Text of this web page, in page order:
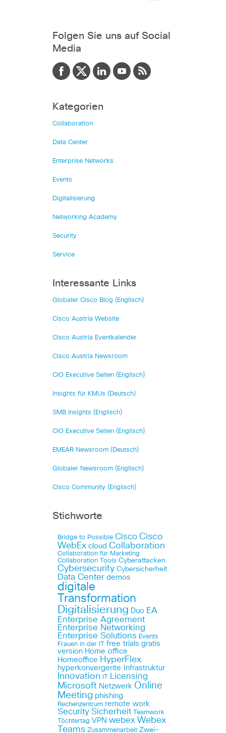
Folgen Sie uns auf Social
Media
Kategorien
Collaboration
Data Center
Enterprise Networks
Events
Digitalisierung
Networking Academy
Security
Service
Interessante Links
Globaler Cisco Blog (Englisch)
Cisco Austria Website
Cisco Austria Eventkalender
Cisco Austria Newsroom
CIO Executive Seiten (Englisch)
Insights für KMUs (Deutsch)
SMB Insights (Englisch)
CIO Executive Seiten (Englisch)
EMEAR Newsroom (Deutsch)
Globaler Newsroom (Englisch)
Cisco Community (Englisch)
Stichworte
Bridge to Possible Cisco Cisco
WebEx cloud Collaboration
Collaboration für Marketing
Collaboration Tools Cyberattacken
Cybersecurity Cybersicherheit
Data Center demos
digitale
Transformation
Digitalisierung Duo EA
Enterprise Agreement
Enterprise Networking
Enterprise Solutions Events
Frauen in der IT
free trials gratis
version Home office
Homeoffice HyperFlex
hyperkonvergente Infrastruktur
Innovation Licensing
Microsoft Netzwerk Online
Meeting phishing
Rechenzentrum remote work
Security Sicherheit
Teamwork
Töchtertag VPN webex Webex
Teams Zusammenarbeit Zwei-